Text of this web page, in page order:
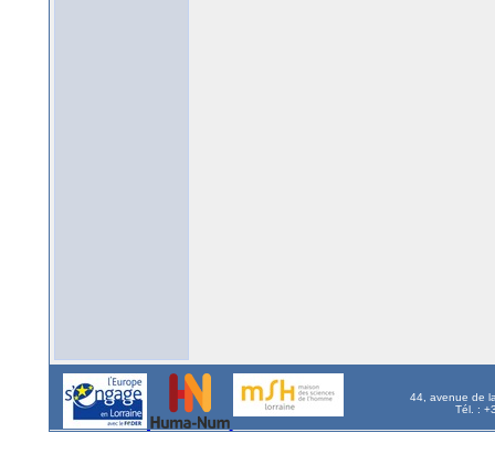
44, avenue de
Tél. :